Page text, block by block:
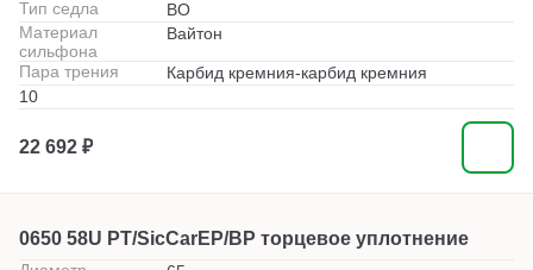
Тип седла
BO
Материал
сильфона
Вайтон
Пара трения
Карбид кремния-карбид кремния
10
22 692 ₽
0650 58U PT/SicCarEP/BP торцевое уплотнение